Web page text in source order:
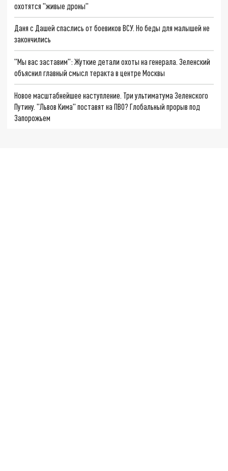
охотятся "живые дроны"
Даня с Дашей спаслись от боевиков ВСУ. Но беды для малышей не
закончились
"Мы вас заставим": Жуткие детали охоты на генерала. Зеленский
объяснил главный смысл теракта в центре Москвы
Новое масштабнейшее наступление. Три ультиматума Зеленского
Путину. "Львов Кима" поставят на ПВО? Глобальный прорыв под
Запорожьем